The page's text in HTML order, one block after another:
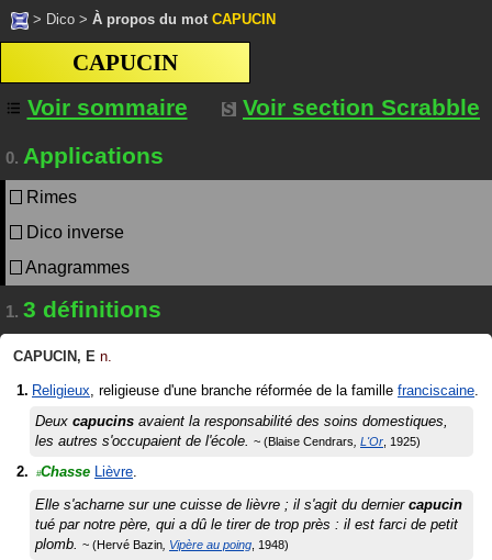
> Dico > À propos du mot CAPUCIN
CAPUCIN
Voir sommaire
Voir section Scrabble
0. Applications
Rimes
Dico inverse
Anagrammes
1. 3 définitions
CAPUCIN , E n.
Religieux, religieuse d'une branche réformée de la famille franciscaine.
Deux capucins avaient la responsabilité des soins domestiques,
les autres s'occupaient de l'école.
Blaise Cendrars L'Or 1925
#Chasse Lièvre.
Elle s'acharne sur une cuisse de lièvre ; il s'agit du dernier capucin
tué par notre père, qui a dû le tirer de trop près : il est farci de petit
plomb.
Hervé Bazin Vipère au poing 1948